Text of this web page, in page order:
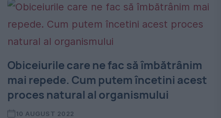
Obiceiurile care ne fac să îmbătrânim
mai repede. Cum putem încetini acest
proces natural al organismului
10 AUGUST 2022